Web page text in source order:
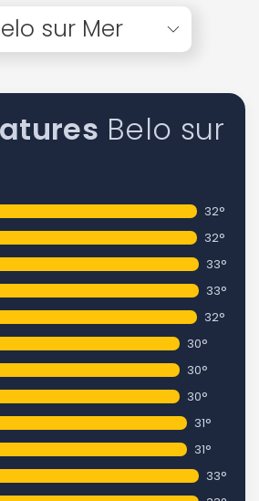
sur Mer
Belo sur
32°
32°
33°
33°
32°
30°
30°
30°
31°
31°
33°